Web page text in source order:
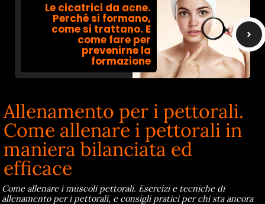
Le cicatrici da acne.
Perché si formano,
come si trattano. E
come fare per
prevenirne la
formazione
Allenamento per i pettorali.
Come allenare i pettorali in
maniera bilanciata ed
efficace
Come allenare i muscoli pettorali. Esercizi e tecniche di
allenamento per i pettorali, e consigli pratici per chi sta ancora